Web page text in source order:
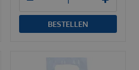
BESTELLEN